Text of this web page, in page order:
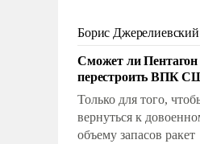
сложна и
и ее реализация
поднимет наши
возможности.
Борис Джерелиевский
Сможет ли Пентагон
перестроить ВПК
Только для того,
вернуться к
объему запасов ракет